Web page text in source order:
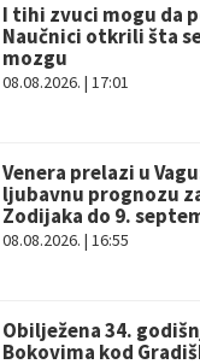
I tihi zvuci mogu da
Naučnici otkrili šta
mozgu
08.08.2026. | 17:01
Venera prelazi u
ljubavnu prognozu
Zodijaka do 9.
08.08.2026. | 16:55
Obilježena 34.
Bokovima kod